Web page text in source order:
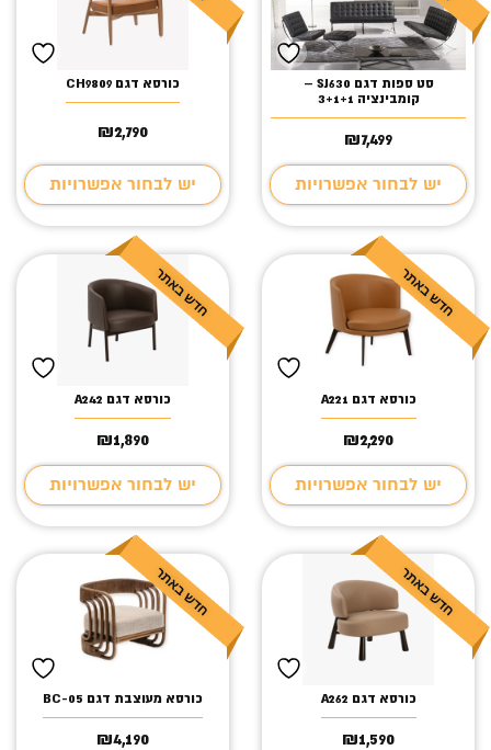
סט ספות דגם SJ630 –
קומבינציה 3+1+1
₪7,499
יש לבחור אפשרויות
כורסא דגם CH9809
₪2,790
יש לבחור אפשרויות
כורסא דגם A221
₪2,290
יש לבחור אפשרויות
כורסא דגם A242
₪1,890
יש לבחור אפשרויות
כורסא דגם A262
₪1,590
כורסא מעוצבת דגם BC-05
₪4,190